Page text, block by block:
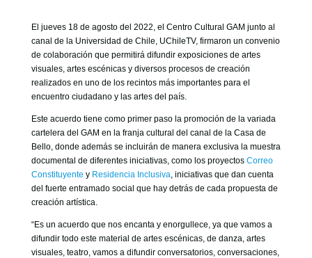
El jueves 18 de agosto del 2022, el Centro Cultural GAM junto al
canal de la Universidad de Chile, UChileTV, firmaron un convenio
de colaboración que permitirá difundir exposiciones de artes
visuales, artes escénicas y diversos procesos de creación
realizados en uno de los recintos más importantes para el
encuentro ciudadano y las artes del país.
Este acuerdo tiene como primer paso la promoción de la variada
cartelera del GAM en la franja cultural del canal de la Casa de
Bello, donde además se incluirán de manera exclusiva la muestra
documental de diferentes iniciativas, como los proyectos Correo
Constituyente y Residencia Inclusiva, iniciativas que dan cuenta
del fuerte entramado social que hay detrás de cada propuesta de
creación artística.
“Es un acuerdo que nos encanta y enorgullece, ya que vamos a
difundir todo este material de artes escénicas, de danza, artes
visuales, teatro, vamos a difundir conversatorios, conversaciones,